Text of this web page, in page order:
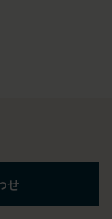
せ